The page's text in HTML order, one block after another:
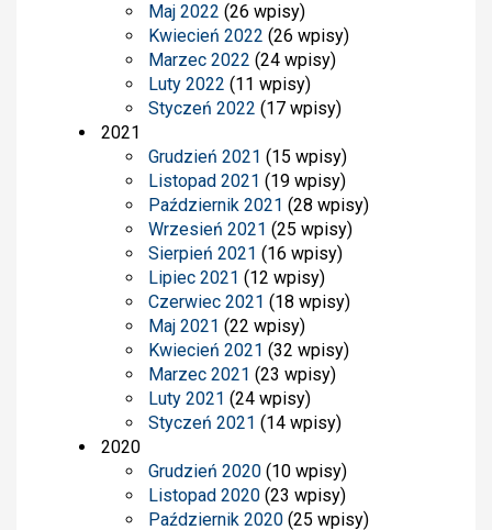
Maj 2022 (26 wpisy)
Kwiecień 2022 (26 wpisy)
Marzec 2022 (24 wpisy)
Luty 2022 (11 wpisy)
Styczeń 2022 (17 wpisy)
2021
Grudzień 2021 (15 wpisy)
Listopad 2021 (19 wpisy)
Październik 2021 (28 wpisy)
Wrzesień 2021 (25 wpisy)
Sierpień 2021 (16 wpisy)
Lipiec 2021 (12 wpisy)
Czerwiec 2021 (18 wpisy)
Maj 2021 (22 wpisy)
Kwiecień 2021 (32 wpisy)
Marzec 2021 (23 wpisy)
Luty 2021 (24 wpisy)
Styczeń 2021 (14 wpisy)
2020
Grudzień 2020 (10 wpisy)
Listopad 2020 (23 wpisy)
Październik 2020 (25 wpisy)